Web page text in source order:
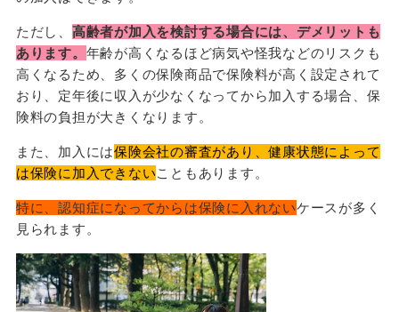
ただし、 高齢者が加入を検討する場合には、デメリットも
あります。 年齢が高くなるほど病気や怪我などのリスクも
高くなるため、多くの保険商品で保険料が高く設定されて
おり、定年後に収入が少なくなってから加入する場合、保
険料の負担が大きくなります。
また、加入には保険会社の審査があり、健康状態によって
は保険に加入できないこともあります。
特に、認知症になってからは保険に入れないケースが多く
見られます。